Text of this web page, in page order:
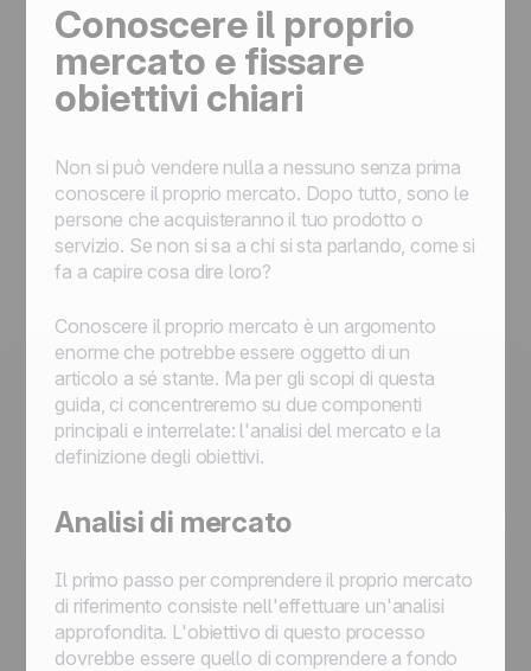
Conoscere il proprio
mercato e fissare
obiettivi chiari
Non si può vendere nulla a nessuno senza prima
conoscere il proprio mercato. Dopo tutto, sono le
persone che acquisteranno il tuo prodotto o
servizio. Se non si sa a chi si sta parlando, come si
fa a capire cosa dire loro?
Conoscere il proprio mercato è un argomento
enorme che potrebbe essere oggetto di un
articolo a sé stante. Ma per gli scopi di questa
guida, ci concentreremo su due componenti
principali e interrelate: l'analisi del mercato e la
definizione degli obiettivi.
Analisi di mercato
Il primo passo per comprendere il proprio mercato
di riferimento consiste nell'effettuare un'analisi
approfondita. L'obiettivo di questo processo
dovrebbe essere quello di comprendere a fondo